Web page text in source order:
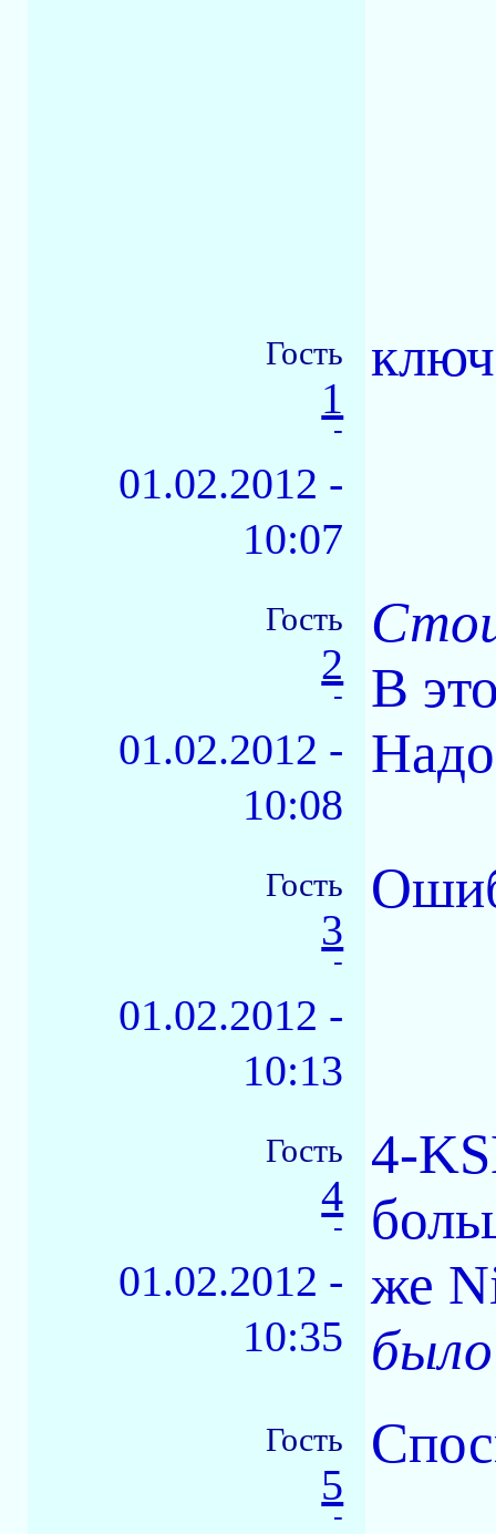
Гость
1
-
01.02.2012 -
10:07
Гость
2
-
01.02.2012 -
10:08
В
Гость
3
-
01.02.2012 -
10:13
Гость
4
-
01.02.2012 -
10:35
4-
же
Гость
5
-